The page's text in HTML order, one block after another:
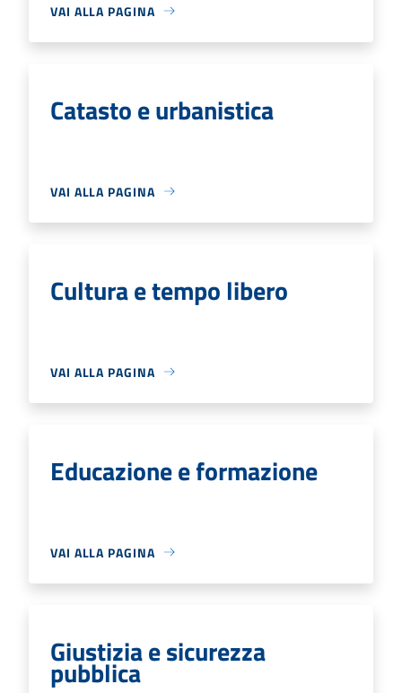
VAI ALLA PAGINA
Catasto e urbanistica
VAI ALLA PAGINA
Cultura e tempo libero
VAI ALLA PAGINA
Educazione e formazione
VAI ALLA PAGINA
Giustizia e sicurezza
pubblica